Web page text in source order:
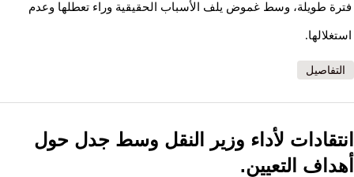
فترة طويلة، وسط غموض يلف الأسباب الحقيقية وراء تعطلها وعدم
استغلالها.
التفاصيل
انتقادات لأداء وزير النقل وسط جدل حول
أهداف التعيين.